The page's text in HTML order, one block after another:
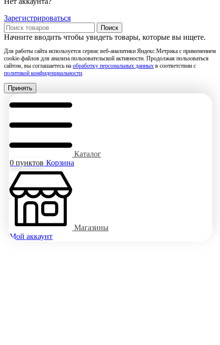
Зарегистрироваться
Поиск
Начните вводить чтобы увидеть товары, которые вы ищете.
Для работы сайта используется сервис веб-аналитики Яндекс.Метрика с применением
cookie-файлов для анализа пользовательской активности. Продолжая пользоваться
сайтом, вы соглашаетесь на обработку персональных данных в соответствии с
политикой конфиденциальности.
Принять
Каталог
0 пунктов Корзина
Магазины
Мой аккаунт